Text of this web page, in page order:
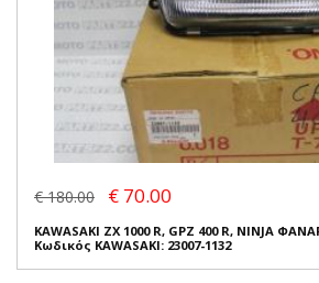
€ 180.00 € 70.00
KAWASAKI ZX 1000 R, GPZ 400 R, NINJA
Κωδικός KAWASAKI: 23007-1132